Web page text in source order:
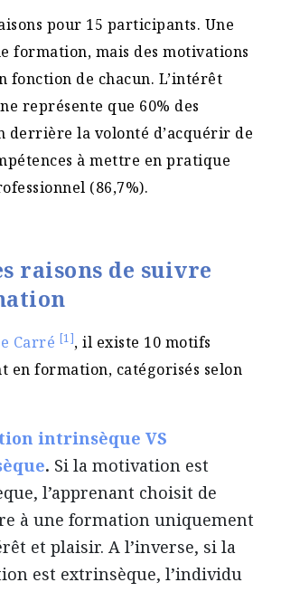
pour 15 participants. Une
formation, mais des motivations
fonction de chacun. L’intérêt
représente que 60% des
derrière la volonté d’acquérir de
à mettre en pratique
(86,7%).
raisons de suivre
Carré [1], il existe 10 motifs
en formation, catégorisés selon
intrinsèque VS
. Si la motivation est
l’apprenant choisit de
à une formation uniquement
et plaisir. A l’inverse, si la
est extrinsèque, l’individu